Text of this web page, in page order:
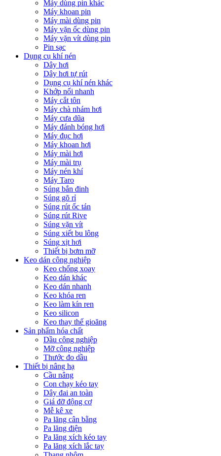
Máy dùng pin khác
Máy khoan pin
Máy mài dùng pin
Máy vặn ốc dùng pin
Máy vặn vít dùng pin
Pin sạc
Dụng cụ khí nén
Dây hơi
Dây hơi tự rút
Dụng cụ khí nén khác
Khớp nối nhanh
Máy cắt tôn
Máy chà nhám hơi
Máy cưa dũa
Máy đánh bóng hơi
Máy đục hơi
Máy khoan hơi
Máy mài hơi
Máy mài trụ
Máy nén khí
Máy Taro
Súng bắn đinh
Súng gõ rỉ
Súng rút ốc tán
Súng rút Rive
Súng vặn vít
Súng xiết bu lông
Súng xịt hơi
Thiết bị bơm mỡ
Keo dán công nghiệp
Keo chống xoay
Keo dán khác
Keo dán nhanh
Keo khóa ren
Keo làm kín ren
Keo silicon
Keo thay thế gioăng
Sản phẩm hóa chất
Dầu công nghiệp
Mỡ công nghiệp
Thước đo dầu
Thiết bị nâng hạ
Cầu nâng
Con chạy kéo tay
Dây đai an toàn
Giá đỡ động cơ
Mễ kê xe
Pa lăng cân bằng
Pa lăng điện
Pa lăng xích kéo tay
Pa lăng xích lắc tay